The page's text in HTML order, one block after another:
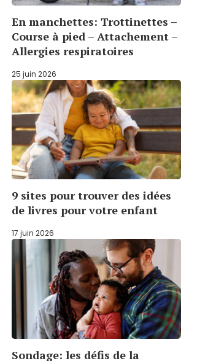
En manchettes: Trottinettes –
Course à pied – Attachement –
Allergies respiratoires
25 juin 2026
9 sites pour trouver des idées
de livres pour votre enfant
17 juin 2026
Sondage: les défis de la